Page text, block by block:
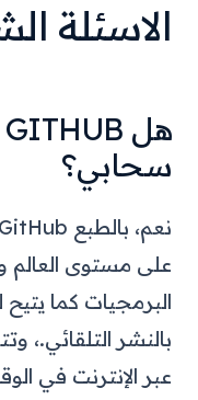
الاسئلة
سحابي؟
على مستوى العالم
البرمجيات كما
بالنشر التلقائي.،
عبر الإنترنت في